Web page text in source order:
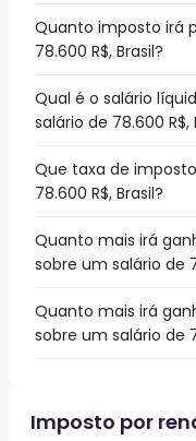
Quanto imposto irá
78.600 R$, Brasil?
Qual é o salário
salário de 78.600 R$,
Que taxa de
78.600 R$, Brasil?
Quanto mais irá
sobre um salário de
Quanto mais irá
sobre um salário de
Imposto por